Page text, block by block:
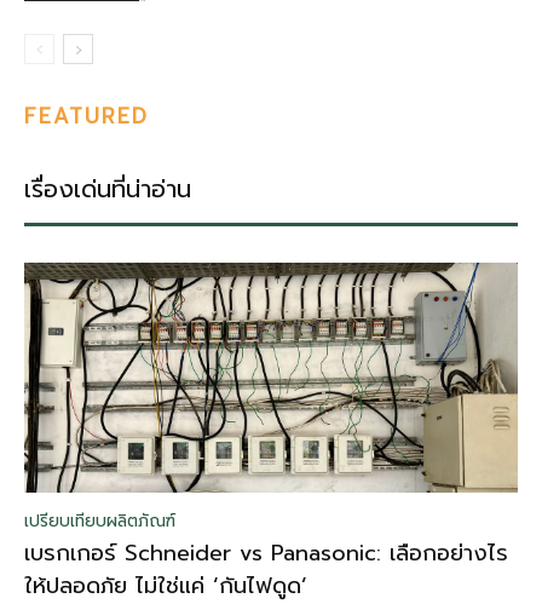
FEATURED
เรื่องเด่นที่น่าอ่าน
เปรียบเทียบผลิตภัณฑ์
เบรกเกอร์ Schneider vs Panasonic: เลือกอย่างไร
ให้ปลอดภัย ไม่ใช่แค่ ‘กันไฟดูด’